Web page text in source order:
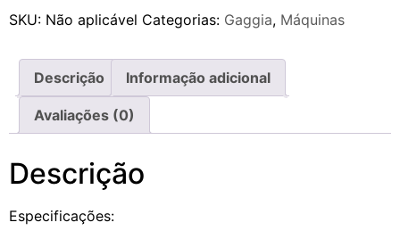
SKU: Não aplicável Categorias: Gaggia, Máquinas
Descrição Informação adicional
Avaliações (0)
Descrição
Especificações: